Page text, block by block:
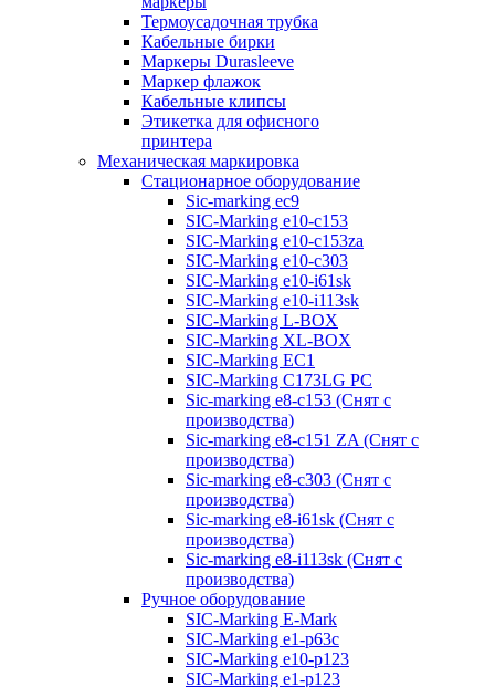
Термоусадочная трубка
Кабельные бирки
Маркеры Durasleeve
Маркер флажок
Кабельные клипсы
Этикетка для офисного
принтера
Механическая маркировка
Стационарное оборудование
Sic-marking ec9
SIC-Marking e10-c153
SIC-Marking e10-c153za
SIC-Marking e10-c303
SIC-Marking e10-i61sk
SIC-Marking e10-i113sk
SIC-Marking L-BOX
SIC-Marking XL-BOX
SIC-Marking EC1
SIC-Marking C173LG PC
Sic-marking e8-c153 (Снят с
производства)
Sic-marking e8-c151 ZA (Снят с
производства)
Sic-marking e8-c303 (Снят с
производства)
Sic-marking e8-i61sk (Снят с
производства)
Sic-marking e8-i113sk (Снят с
производства)
Ручное оборудование
SIC-Marking E-Mark
SIC-Marking e1-p63с
SIC-Marking e10-p123
SIC-Marking e1-p123